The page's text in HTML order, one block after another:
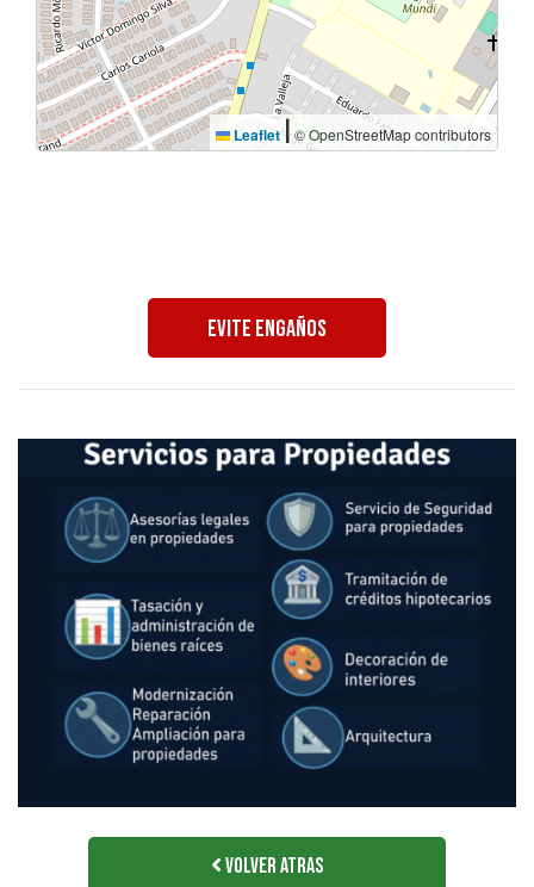
Leaflet|© OpenStreetMap contributors
Evite Engaños
Volver Atras